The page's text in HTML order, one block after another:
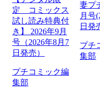
定 コミックス
試し読み特典付
き】 2026年9月
号（2026年8月7
日発売）
プチコミック編
集部
妻プ
月号
日発
プチ
集部